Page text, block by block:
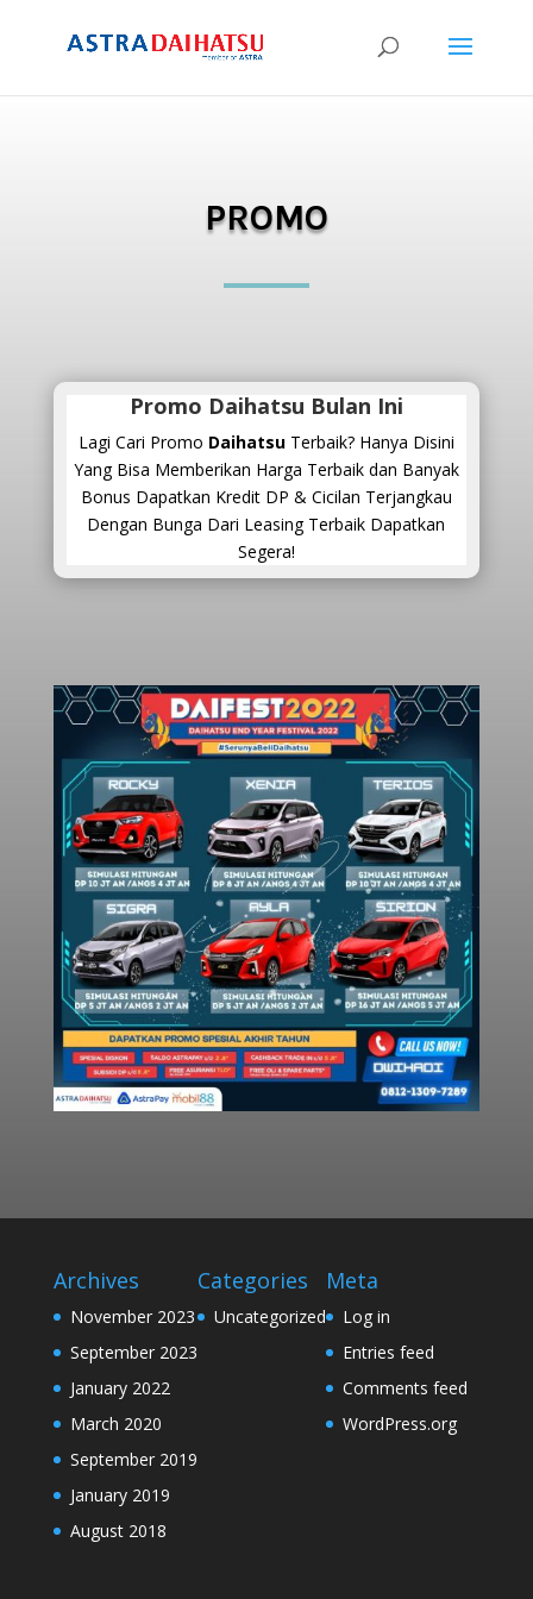
PROMO
Promo Daihatsu Bulan Ini
Lagi Cari Promo Daihatsu Terbaik? Hanya Disini
Yang Bisa Memberikan Harga Terbaik dan Banyak
Bonus Dapatkan Kredit DP & Cicilan Terjangkau
Dengan Bunga Dari Leasing Terbaik Dapatkan
Segera!
Archives
November 2023
September 2023
January 2022
March 2020
September 2019
January 2019
August 2018
Categories
Uncategorized
Meta
Log in
Entries feed
Comments feed
WordPress.org